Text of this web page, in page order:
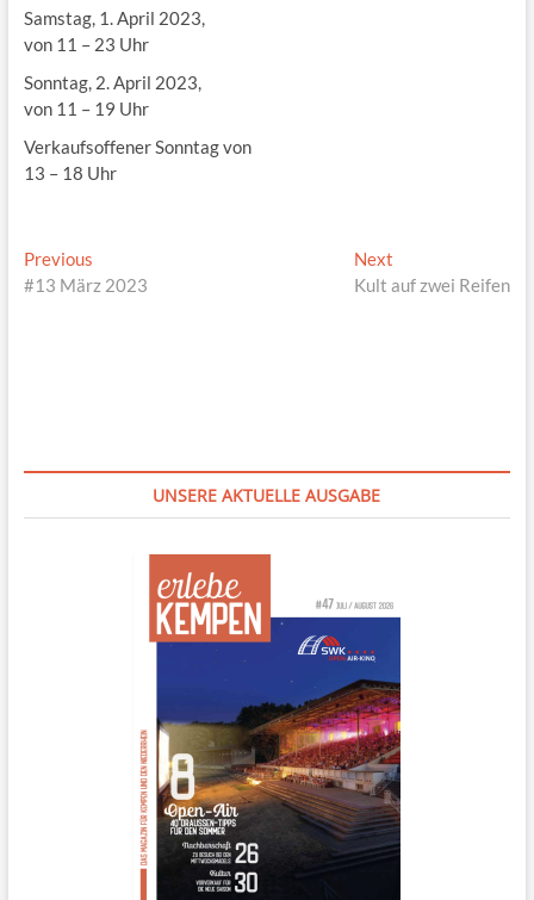
Samstag, 1. April 2023,
von 11 – 23 Uhr
Sonntag, 2. April 2023,
von 11 – 19 Uhr
Verkaufsoffener Sonntag von
13 – 18 Uhr
Beitragsnavigation
PreviousPrevious
post:
#13 März 2023
Next
post:
Kult auf zwei Reifen
UNSERE AKTUELLE AUSGABE